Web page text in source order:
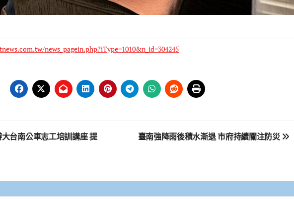
news_pagein.php?iType=1010&n_id=304245
台南公車志工培訓講座 提
臺南強降雨後積水漸退 市府持續關注防災